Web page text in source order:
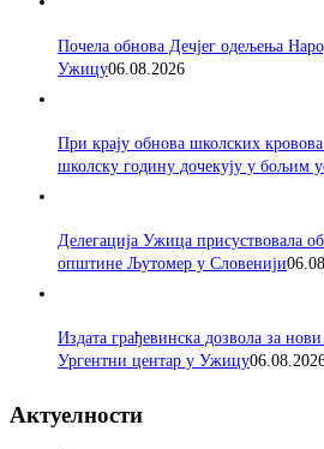
Почела обнова Дечјег одељења
Ужицу06.08.2026
При крају обнова школских
школску годину дочекују у бољим
Делегација Ужица присуствовала
општине Љутомер у Словенији
Издата грађевинска дозвола за
Ургентни центар у Ужицу
Актуелности